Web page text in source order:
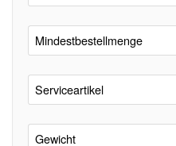
Mindestbestellmenge
Serviceartikel
Gewicht